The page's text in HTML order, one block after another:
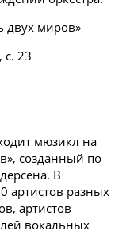
двух миров»
23
мюзикл на
созданный по
В
артистов разных
артистов
вокальных